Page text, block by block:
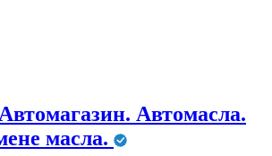
Автомасла.
масла.